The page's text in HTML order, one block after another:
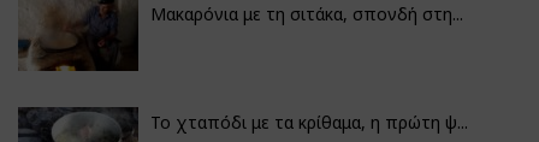
Μακαρόνια με τη σιτάκα, σπονδή στη...
Το χταπόδι με τα κρίθαμα, η πρώτη ψ...